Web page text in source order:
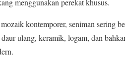
menggunakan perekat khusus.
kontemporer, seniman sering
ulang, keramik, logam, dan